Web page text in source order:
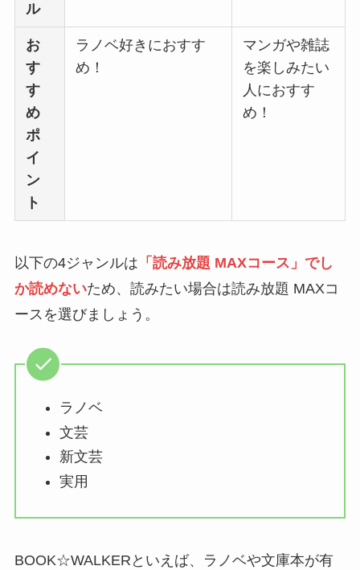
ル
お
す
す
め
ポ
イ
ン
ト
ラノベ好きにおすす
め！
マンガや雑誌
を楽しみたい
人におすす
め！
以下の4ジャンルは 「読み放題 MAXコース」でし
か読めないため、読みたい場合は読み放題 MAXコ
ースを選びましょう。
ラノベ
文芸
新文芸
実用
BOOK☆WALKERといえば、ラノベや文庫本が有